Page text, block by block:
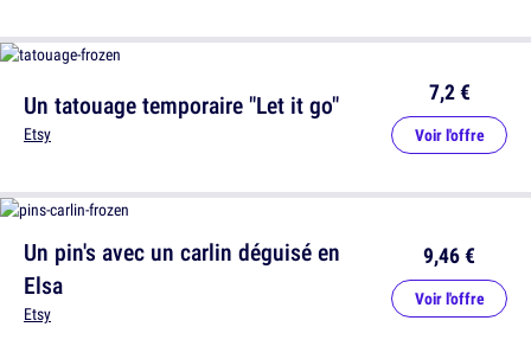
Un tatouage temporaire "Let it go"
Etsy
7,2 €
Voir l'offre
Un pin's avec un carlin déguisé en
Elsa
Etsy
9,46 €
Voir l'offre